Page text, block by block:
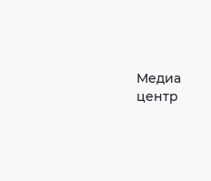
Медиа
центр